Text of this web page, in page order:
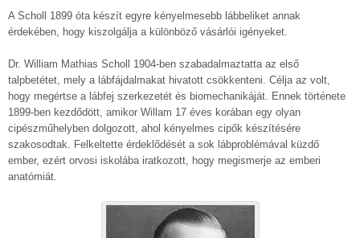
A Scholl 1899 óta készít egyre kényelmesebb lábbeliket annak
érdekében, hogy kiszolgálja a különböző vásárlói igényeket.
Dr. William Mathias Scholl 1904-ben szabadalmaztatta az első
talpbetétet, mely a lábfájdalmakat hivatott csökkenteni. Célja az volt,
hogy megértse a lábfej szerkezetét és biomechanikáját. Ennek története
1899-ben kezdődött, amikor Willam 17 éves korában egy olyan
cipészműhelyben dolgozott, ahol kényelmes cipők készítésére
szakosodtak. Felkeltette érdeklődését a sok lábproblémával küzdő
ember, ezért orvosi iskolába iratkozott, hogy megismerje az emberi
anatómiát.